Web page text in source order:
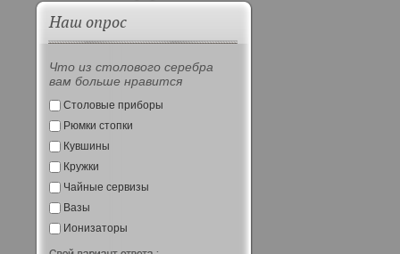
Наш опрос
Что из столового серебра
вам больше нравится
Столовые приборы
Рюмки стопки
Кувшины
Кружки
Чайные сервизы
Вазы
Ионизаторы